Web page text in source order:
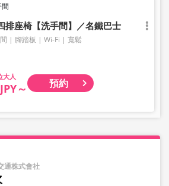
排座椅【洗手間】／名鐵巴士
腳踏板 Wi-Fi 寬鬆
大人
～ 預約
通株式會社